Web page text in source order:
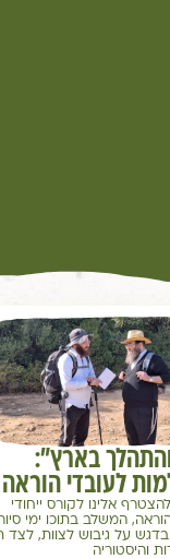
בארץ":
לעובדי הוראה
אלינו לקורס ייחודי
המשלב בתוכו ימי
בדגש על גיבוש לצוות, לצד
והיסטוריה